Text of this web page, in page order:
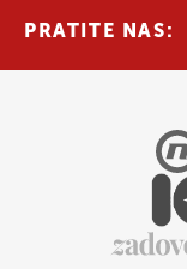
PRATITE NAS: